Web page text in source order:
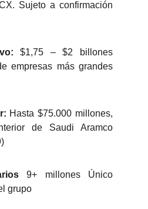
Sujeto a confirmación
$1,75 – $2 billones
empresas más grandes
Hasta $75.000 millones,
de Saudi Aramco
9+ millones Único
grupo